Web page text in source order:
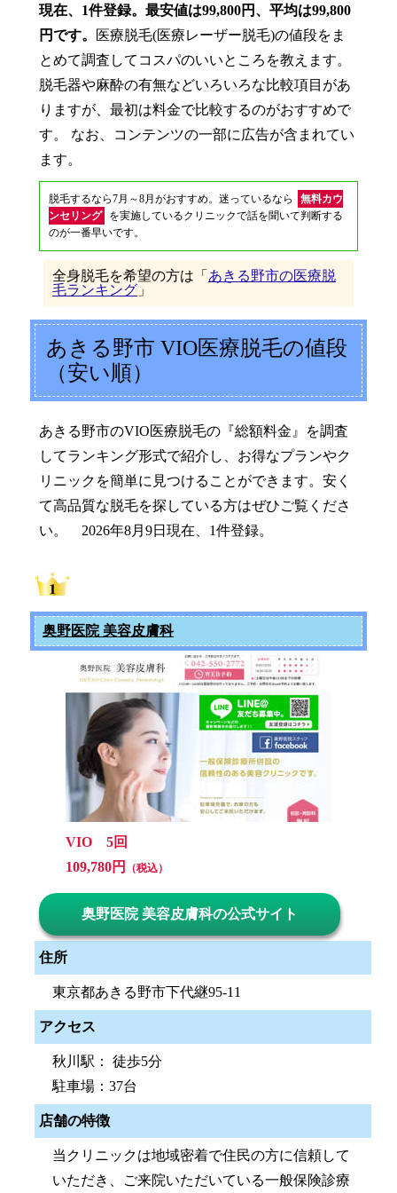
現在、1件登録。最安値は99,800円、平均は99,800
円です。
医療脱毛(医療レーザー脱毛)の値段をま
とめて調査してコスパのいいところを教えます。
脱毛器や麻酔の有無などいろいろな比較項目があ
りますが、最初は料金で比較するのがおすすめで
す。 なお、コンテンツの一部に広告が含まれてい
ます。
脱毛するなら7月～8月がおすすめ。迷っているなら
無料カウ
ンセリング
を実施しているクリニックで話を聞いて判断する
のが一番早いです。
全身脱毛を希望の方は「 あきる野市の医療脱
毛ランキング 」
あきる野市 VIO医療脱毛の値段
（安い順）
あきる野市のVIO医療脱毛の『総額料金』を調査
してランキング形式で紹介し、お得なプランやク
リニックを簡単に見つけることができます。安く
て高品質な脱毛を探している方はぜひご覧くださ
い。 2026年8月9日現在、1件登録。
奥野医院 美容皮膚科
VIO 5回
109,780円
（税込）
奥野医院 美容皮膚科の公式サイト
住所
東京都あきる野市下代継95-11
アクセス
秋川駅： 徒歩5分
駐車場：37台
店舗の特徴
当クリニックは地域密着で住民の方に信頼して
いただき、ご来院いただいている一般保険診療